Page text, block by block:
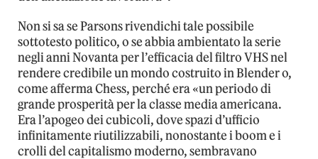
Non si sa se Parsons rivendichi tale possibile
sottotesto politico, o se abbia ambientato la serie
negli anni Novanta per l’efficacia del filtro VHS nel
rendere credibile un mondo costruito in Blender o,
come afferma Chess, perché era «un periodo di
grande prosperità per la classe media americana.
Era l’apogeo dei cubicoli, dove spazi d’ufficio
infinitamente riutilizzabili, nonostante i boom e i
crolli del capitalismo moderno, sembravano